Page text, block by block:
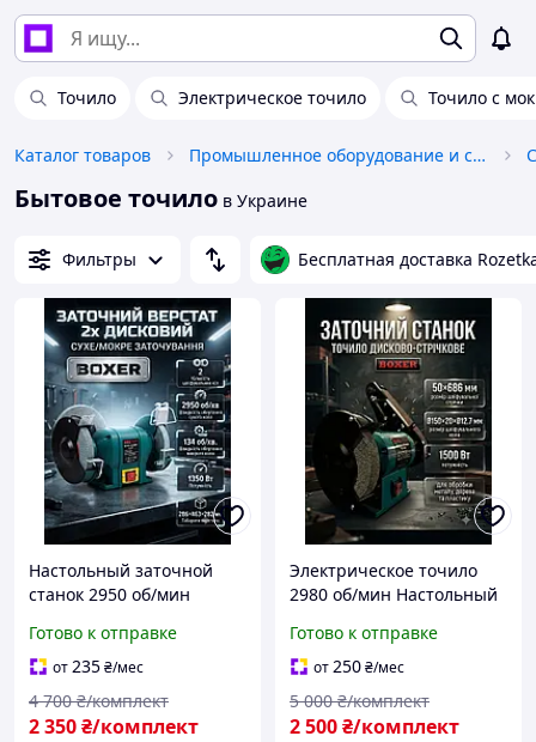
Точило Электрическое точило Точило с
Каталог товаров Промышленное оборудование и станки
Бытовое точило в Украине
Фильтры Бесплатная доставка
Настольный заточной
станок 2950 об/мин
универсальный 1350 Вт
Точильный станок
ручной Бытовое точило
Готово к отправке
от235₴/мес
2 350₴/комплект
4 700 ₴/комплект
Электрическое точило
2980 об/мин Настольный
Настольное точило
Мощный электрический
станок для заточки
Готово к отправке
от250₴/мес
2 500₴/комплект
5 000 ₴/комплект